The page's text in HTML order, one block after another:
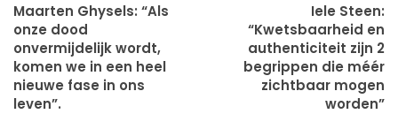
Maarten Ghysels: “Als
onze dood
onvermijdelijk wordt,
komen we in een heel
nieuwe fase in ons
leven”.
Iele Steen:
“Kwetsbaarheid en
authenticiteit zijn 2
begrippen die méér
zichtbaar mogen
worden”